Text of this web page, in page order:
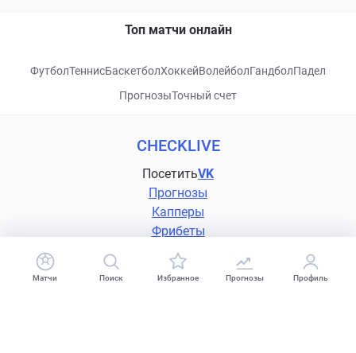
Топ матчи онлайн
ФутболТеннисБаскетболХоккейВолейболГандболПадел
ПрогнозыТочный счет
CHECKLIVE
ПосетитьVK
Прогнозы
Капперы
Фрибеты
Школа ставок
Букмекеры
Матчи Поиск Избранное Прогнозы Профиль